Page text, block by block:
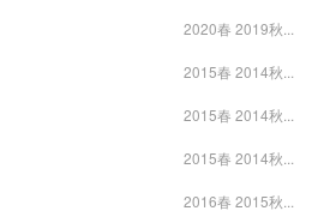
2020春 2019秋...
2015春 2014秋...
2015春 2014秋...
2015春 2014秋...
2016春 2015秋...